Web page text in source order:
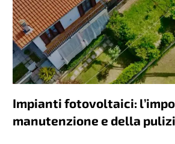
Impianti fotovoltaici:
manutenzione e della